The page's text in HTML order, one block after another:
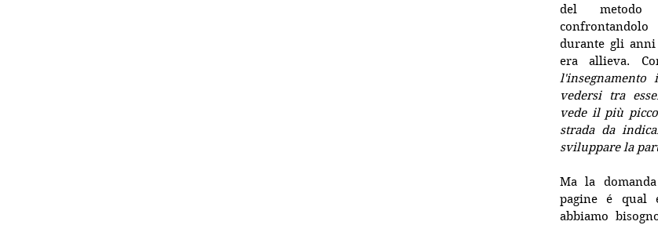
del metodo
durante gli
era allieva.
vedersi tra
vede il più
strada da
sviluppare la
Ma la
pagine é qual
abbiamo